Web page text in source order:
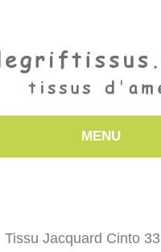
MENU
Tissu Jacquard Cinto 33